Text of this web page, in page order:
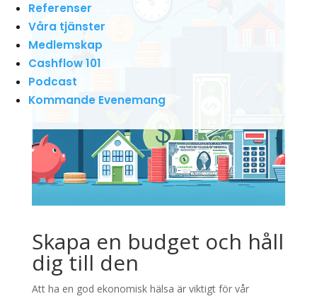
Referenser
Våra tjänster
Medlemskap
Cashflow 101
Podcast
Kommande Evenemang
Skapa en budget och håll
dig till den
Att ha en god ekonomisk hälsa är viktigt för vår